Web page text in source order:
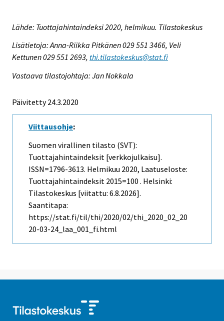
Lähde: Tuottajahintaindeksi 2020, helmikuu. Tilastokeskus
Lisätietoja: Anna-Riikka Pitkänen 029 551 3466, Veli
Kettunen 029 551 2693, thi.tilastokeskus@stat.fi
Vastaava tilastojohtaja: Jan Nokkala
Päivitetty 24.3.2020
Viittausohje:
Suomen virallinen tilasto (SVT):
Tuottajahintaindeksit [verkkojulkaisu].
ISSN=1796-3613. Helmikuu 2020, Laatuseloste:
Tuottajahintaindeksit 2015=100 . Helsinki:
Tilastokeskus [viitattu: 6.8.2026].
Saantitapa:
https://stat.fi/til/thi/2020/02/thi_2020_02_20
20-03-24_laa_001_fi.html